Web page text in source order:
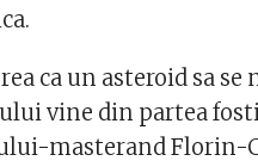
ca un asteroid sa se
vine din partea
masterand Florin-